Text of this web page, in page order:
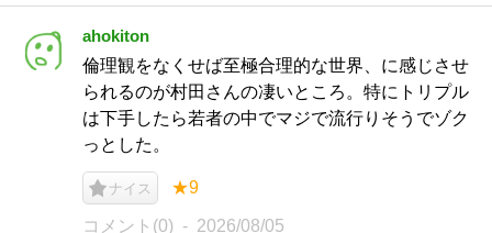
ahokiton
倫理観をなくせば至極合理的な世界、に感じさせ
られるのが村田さんの凄いところ。特にトリプル
は下手したら若者の中でマジで流行りそうでゾク
っとした。
ナイス ★9
コメント(0) 2026/08/05